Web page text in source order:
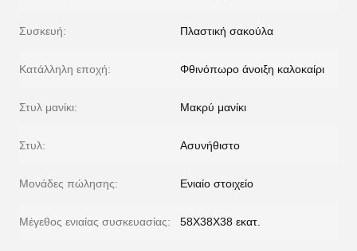
Συσκευή: Πλαστική σακούλα
Κατάλληλη εποχή: Φθινόπωρο άνοιξη καλοκαίρι
Στυλ μανίκι: Μακρύ μανίκι
Στυλ: Ασυνήθιστο
Μονάδες πώλησης: Ενιαίο στοιχείο
Μέγεθος ενιαίας συσκευασίας: 58X38X38 εκατ.